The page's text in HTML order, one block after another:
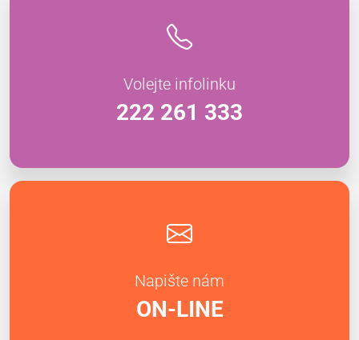
Volejte infolinku
222 261 333
Napište nám
ON-LINE